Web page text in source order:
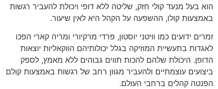
הוא בעל מנעד קולי חזק, שליטה ללא דופי ויכולת להעביר רגשות
באמצעות קולו, ההשפעה על הקהל היא לאין שיעור.
זמרים ידועים כמו וויטני יוסטון, פרדי מרקיורי ומריה קארי הפכו
לאגדות בתעשיית המוזיקה בגלל יכולותיהם הווקאליות יוצאות
הדופן. היכולת שלהם להכות תווים גבוהים ללא מאמץ, לספק
ביצועים עוצמתיים ולהעביר מגוון רחב של רגשות באמצעות קולם
הפנטה קהלים ברחבי העולם.